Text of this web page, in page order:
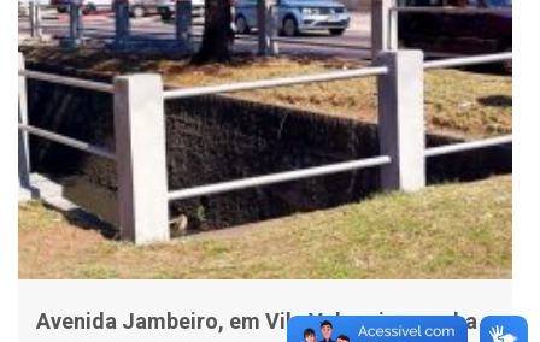
Avenida Jambeiro, em Vila Valqueire, ganha